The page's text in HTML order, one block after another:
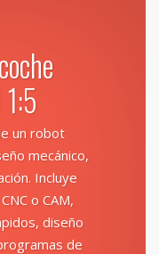
un robot
mecánico,
Incluye
o CAM,
diseño
de